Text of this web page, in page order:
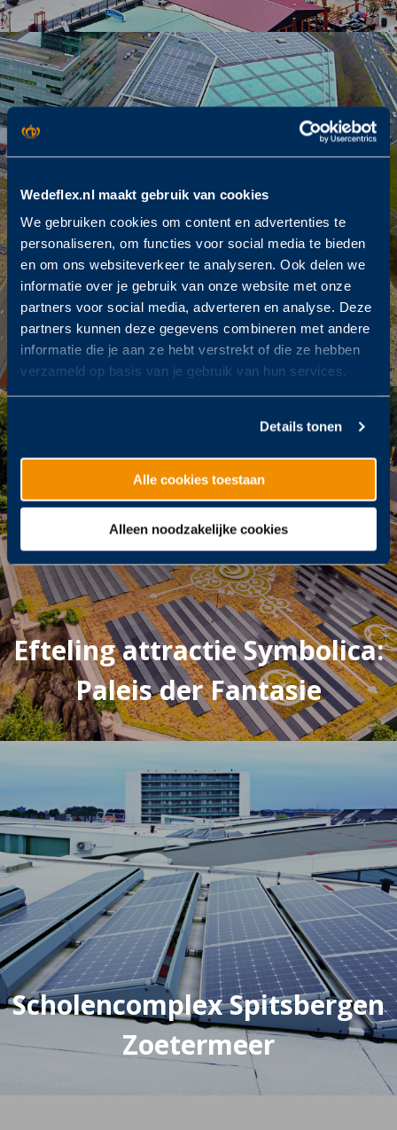
Wedeflex.nl maakt gebruik van cookies
We gebruiken cookies om content en advertenties te
personaliseren, om functies voor social media te bieden
en om ons websiteverkeer te analyseren. Ook delen we
informatie over je gebruik van onze website met onze
partners voor social media, adverteren en analyse. Deze
partners kunnen deze gegevens combineren met andere
informatie die je aan ze hebt verstrekt of die ze hebben
verzameld op basis van je gebruik van hun services.
Details tonen
Alle cookies toestaan
Alleen noodzakelijke cookies
‘The Edge’ Amsterdam
Efteling attractie Symbolica:
Paleis der Fantasie
Scholencomplex Spitsbergen
Zoetermeer